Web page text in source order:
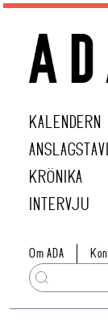
KALENDERN
KRÖNIKA
INTERVJU
Om ADA